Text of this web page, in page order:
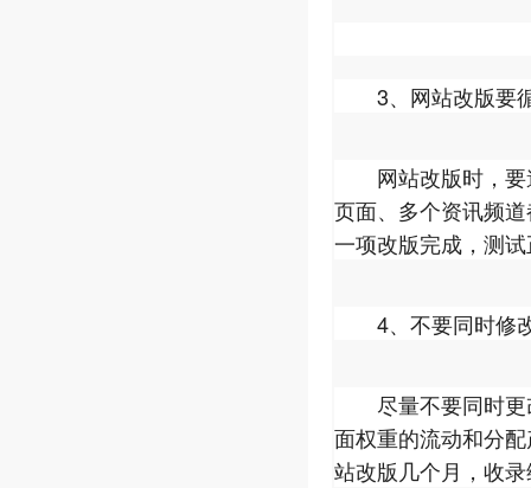
3、网站改版要
网站改版时，要
页面、多个资讯频
一项改版完成，测
4、不要同时修
尽量不要同时更
面权重的流动和分
站改版几个月，收